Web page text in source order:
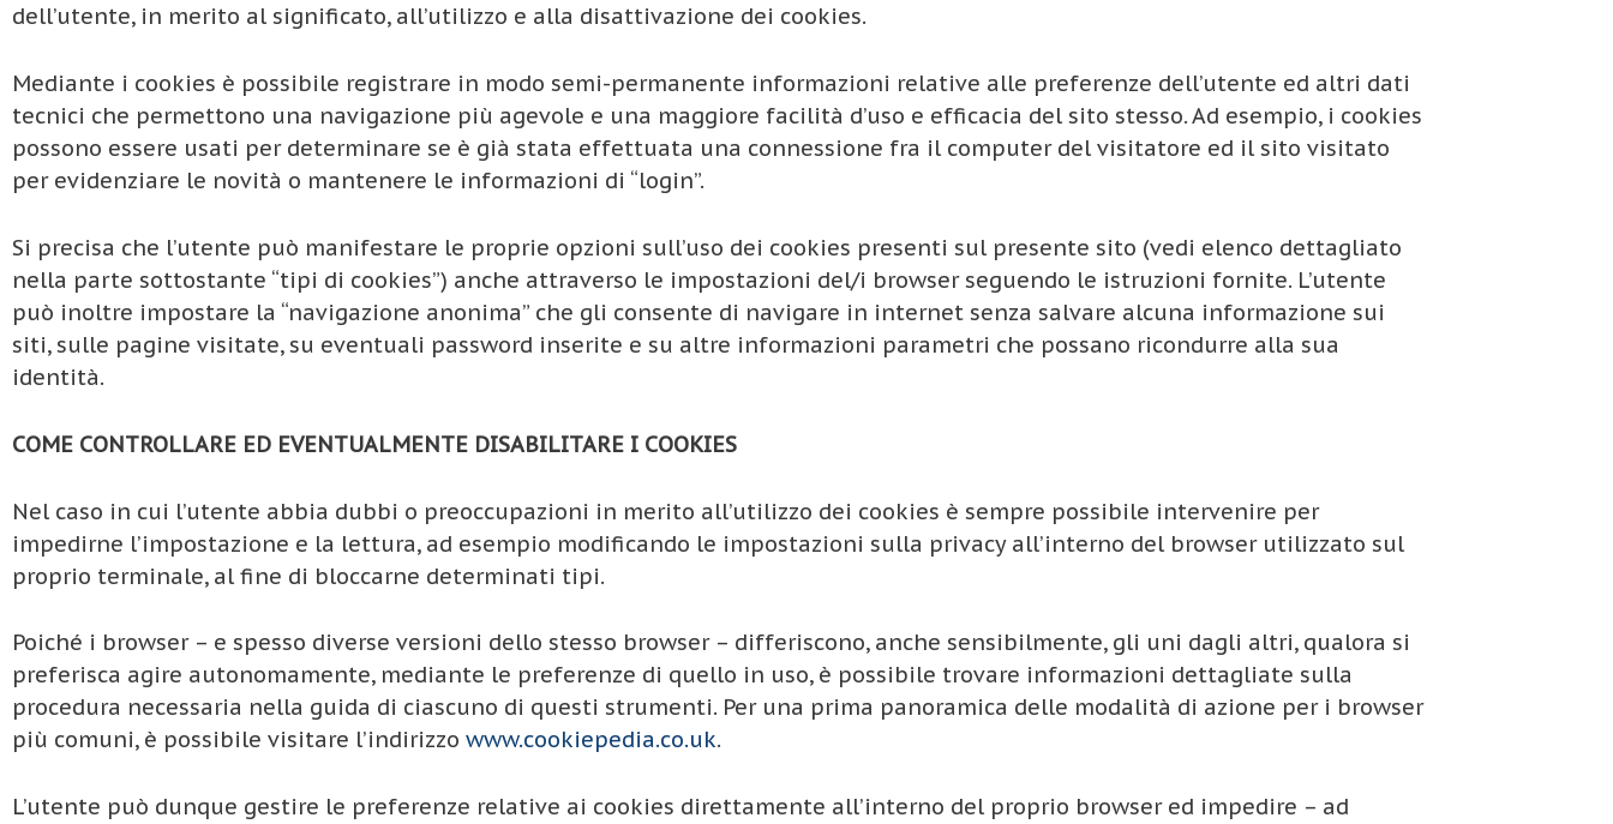
dell’utente, in merito al significato, all’utilizzo e alla disattivazione dei cookies.
Mediante i cookies è possibile registrare in modo semi-permanente informazioni relative alle preferenze dell’utente ed altri dati
tecnici che permettono una navigazione più agevole e una maggiore facilità d’uso e efficacia del sito stesso. Ad esempio, i cookies
possono essere usati per determinare se è già stata effettuata una connessione fra il computer del visitatore ed il sito visitato
per evidenziare le novità o mantenere le informazioni di “login”.
Si precisa che l’utente può manifestare le proprie opzioni sull’uso dei cookies presenti sul presente sito (vedi elenco dettagliato
nella parte sottostante “tipi di cookies”) anche attraverso le impostazioni del/i browser seguendo le istruzioni fornite. L’utente
può inoltre impostare la “navigazione anonima” che gli consente di navigare in internet senza salvare alcuna informazione sui
siti, sulle pagine visitate, su eventuali password inserite e su altre informazioni parametri che possano ricondurre alla sua
identità.
COME CONTROLLARE ED EVENTUALMENTE DISABILITARE I COOKIES
Nel caso in cui l’utente abbia dubbi o preoccupazioni in merito all’utilizzo dei cookies è sempre possibile intervenire per
impedirne l’impostazione e la lettura, ad esempio modificando le impostazioni sulla privacy all’interno del browser utilizzato sul
proprio terminale, al fine di bloccarne determinati tipi.
Poiché i browser – e spesso diverse versioni dello stesso browser – differiscono, anche sensibilmente, gli uni dagli altri, qualora si
preferisca agire autonomamente, mediante le preferenze di quello in uso, è possibile trovare informazioni dettagliate sulla
procedura necessaria nella guida di ciascuno di questi strumenti. Per una prima panoramica delle modalità di azione per i browser
più comuni, è possibile visitare l’indirizzo www.cookiepedia.co.uk.
L’utente può dunque gestire le preferenze relative ai cookies direttamente all’interno del proprio browser ed impedire – ad